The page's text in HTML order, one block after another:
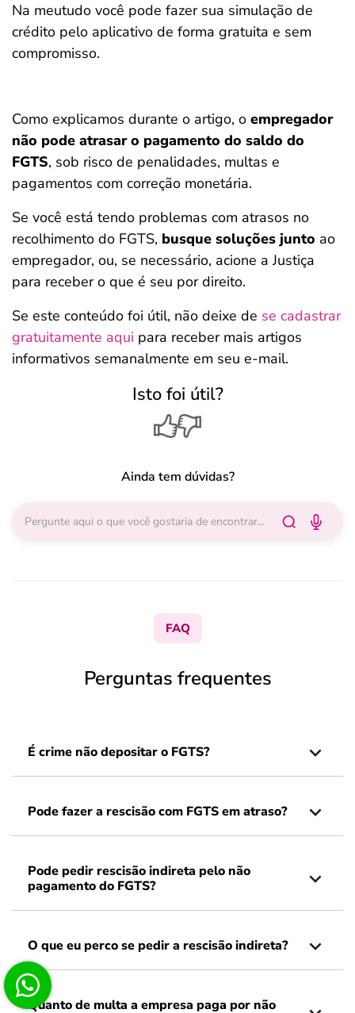
Na meutudo você pode fazer sua simulação de
crédito pelo aplicativo de forma gratuita e sem
compromisso.
Como explicamos durante o artigo, o empregador
não pode atrasar o pagamento do saldo do
FGTS, sob risco de penalidades, multas e
pagamentos com correção monetária.
Se você está tendo problemas com atrasos no
recolhimento do FGTS, busque soluções junto ao
empregador, ou, se necessário, acione a Justiça
para receber o que é seu por direito.
Se este conteúdo foi útil, não deixe de se cadastrar
gratuitamente aqui para receber mais artigos
informativos semanalmente em seu e-mail.
Isto foi útil?
Ainda tem dúvidas?
FAQ
Perguntas frequentes
É crime não depositar o FGTS?
Pode fazer a rescisão com FGTS em atraso?
Pode pedir rescisão indireta pelo não
pagamento do FGTS?
O que eu perco se pedir a rescisão indireta?
Quanto de multa a empresa paga por não